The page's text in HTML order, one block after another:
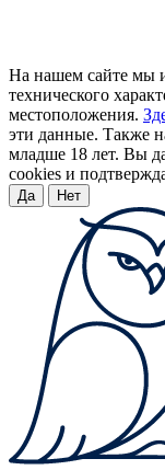
На нашем сайте мы
технического
местоположения.
эти данные. Также
младше 18 лет. Вы
cookies и
Да Нет